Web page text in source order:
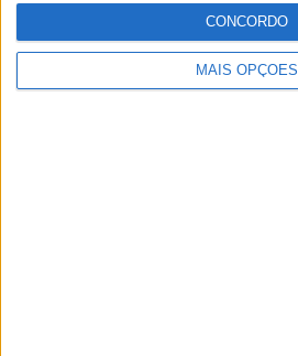
MAIS OPÇÕES
CONCORDO
Publicidade